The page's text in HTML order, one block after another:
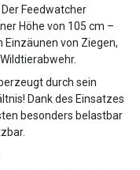
Feedwatcher
Höhe von 105 cm –
Einzäunen von Ziegen,
durch sein
Dank des Einsatzes
besonders belastbar